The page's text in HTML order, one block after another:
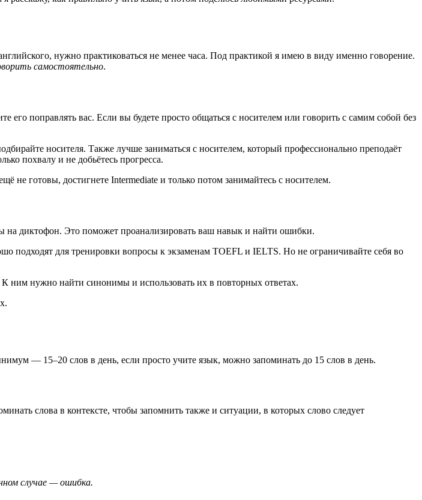
нужно практиковаться не менее часа. Под практикой я имею в виду именно говорение.
самостоятельно.
его поправлять вас. Если вы будете просто общаться с носителем или говорить с самим собой без
носителя. Также лучше заниматься с носителем, который профессионально преподаёт
похвалу и не добьётесь прогресса.
не готовы, достигнете Intermediate и только потом занимайтесь с носителем.
на диктофон. Это поможет проанализировать ваш навык и найти ошибки.
подходят для тренировки вопросы к экзаменам TOEFL и IELTS. Но не ограничивайте себя во
ним нужно найти синонимы и использовать их в повторных ответах.
— 15–20 слов в день, если просто учите язык, можно запоминать до 15 слов в день.
слова в контексте, чтобы запомнить также и ситуации, в которых слово следует
случае — ошибка.